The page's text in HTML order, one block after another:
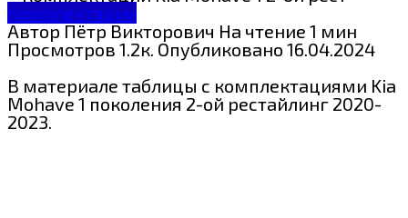
Комплектации
АвторПётр Викторович На чтение 1 мин
Просмотров 1.2к. Опубликовано 16.04.2024
В материале таблицы с комплектациями Kia
Mohave 1 поколения 2-ой рестайлинг 2020-
2023.